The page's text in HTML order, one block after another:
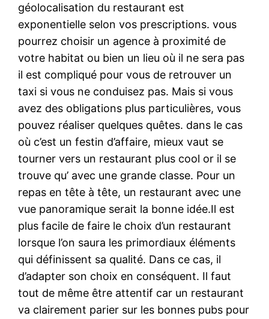
géolocalisation du restaurant est
exponentielle selon vos prescriptions. vous
pourrez choisir un agence à proximité de
votre habitat ou bien un lieu où il ne sera pas
il est compliqué pour vous de retrouver un
taxi si vous ne conduisez pas. Mais si vous
avez des obligations plus particulières, vous
pouvez réaliser quelques quêtes. dans le cas
où c’est un festin d’affaire, mieux vaut se
tourner vers un restaurant plus cool or il se
trouve qu’ avec une grande classe. Pour un
repas en tête à tête, un restaurant avec une
vue panoramique serait la bonne idée.Il est
plus facile de faire le choix d’un restaurant
lorsque l’on saura les primordiaux éléments
qui définissent sa qualité. Dans ce cas, il
d’adapter son choix en conséquent. Il faut
tout de même être attentif car un restaurant
va clairement parier sur les bonnes pubs pour